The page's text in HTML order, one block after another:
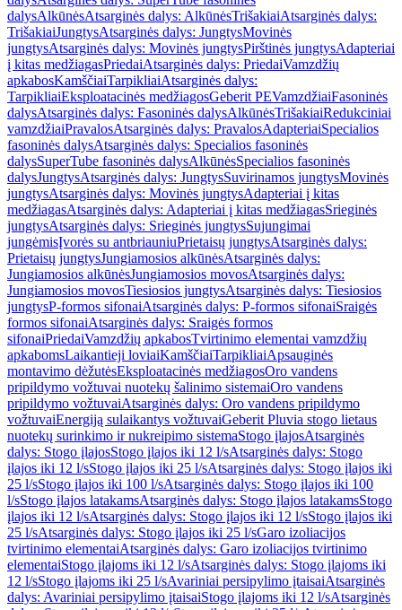
dalysAlkūnėsAtsarginės dalys: AlkūnėsTrišakiaiAtsarginės dalys:
TrišakiaiJungtysAtsarginės dalys: JungtysMovinės
jungtysAtsarginės dalys: Movinės jungtysPirštinės jungtysAdapteriai
į kitas medžiagasPriedaiAtsarginės dalys: PriedaiVamzdžių
apkabosKamščiaiTarpikliaiAtsarginės dalys:
TarpikliaiEksploatacinės medžiagosGeberit PEVamzdžiaiFasoninės
dalysAtsarginės dalys: Fasoninės dalysAlkūnėsTrišakiaiRedukciniai
vamzdžiaiPravalosAtsarginės dalys: PravalosAdapteriaiSpecialios
fasoninės dalysAtsarginės dalys: Specialios fasoninės
dalysSuperTube fasoninės dalysAlkūnėsSpecialios fasoninės
dalysJungtysAtsarginės dalys: JungtysSuvirinamos jungtysMovinės
jungtysAtsarginės dalys: Movinės jungtysAdapteriai į kitas
medžiagasAtsarginės dalys: Adapteriai į kitas medžiagasSrieginės
jungtysAtsarginės dalys: Srieginės jungtysSujungimai
jungėmisĮvorės su antbriauniuPrietaisų jungtysAtsarginės dalys:
Prietaisų jungtysJungiamosios alkūnėsAtsarginės dalys:
Jungiamosios alkūnėsJungiamosios movosAtsarginės dalys:
Jungiamosios movosTiesiosios jungtysAtsarginės dalys: Tiesiosios
jungtysP-formos sifonaiAtsarginės dalys: P-formos sifonaiSraigės
formos sifonaiAtsarginės dalys: Sraigės formos
sifonaiPriedaiVamzdžių apkabosTvirtinimo elementai vamzdžių
apkabomsLaikantieji loviaiKamščiaiTarpikliaiApsauginės
montavimo dėžutėsEksploatacinės medžiagosOro vandens
pripildymo vožtuvai nuotekų šalinimo sistemaiOro vandens
pripildymo vožtuvaiAtsarginės dalys: Oro vandens pripildymo
vožtuvaiEnergiją sulaikantys vožtuvaiGeberit Pluvia stogo lietaus
nuotekų surinkimo ir nukreipimo sistemaStogo įlajosAtsarginės
dalys: Stogo įlajosStogo įlajos iki 12 l/sAtsarginės dalys: Stogo
įlajos iki 12 l/sStogo įlajos iki 25 l/sAtsarginės dalys: Stogo įlajos iki
25 l/sStogo įlajos iki 100 l/sAtsarginės dalys: Stogo įlajos iki 100
l/sStogo įlajos latakamsAtsarginės dalys: Stogo įlajos latakamsStogo
įlajos iki 12 l/sAtsarginės dalys: Stogo įlajos iki 12 l/sStogo įlajos iki
25 l/sAtsarginės dalys: Stogo įlajos iki 25 l/sGaro izoliacijos
tvirtinimo elementaiAtsarginės dalys: Garo izoliacijos tvirtinimo
elementaiStogo įlajoms iki 12 l/sAtsarginės dalys: Stogo įlajoms iki
12 l/sStogo įlajoms iki 25 l/sAvariniai persipylimo įtaisaiAtsarginės
dalys: Avariniai persipylimo įtaisaiStogo įlajoms iki 12 l/sAtsarginės